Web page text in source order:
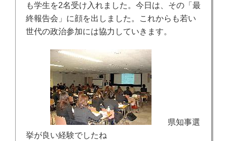
も学生を2名受け入れました。今日は、その「最
終報告会」に顔を出しました。これからも若い
世代の政治参加には協力していきます。
県知事選
挙が良い経験でしたね